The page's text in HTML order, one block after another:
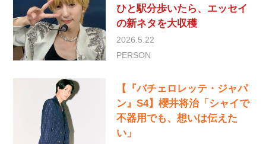
ひと駅分歩いたら、エッセイ
の新ネタを大収穫
2026.5.22
PERSON
【『バチェロレッテ・ジャパ
ン』S4】櫻井将治「シャイで
不器用でも、想いは伝えた
い」